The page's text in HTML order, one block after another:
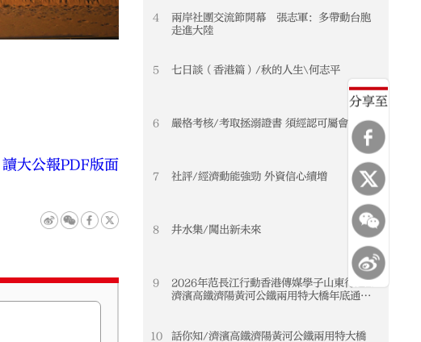
分享至
讀大公報PDF版面
4
兩岸社團交流節開幕 張志軍：多帶動台胞
走進大陸
5 七日談（香港篇）/秋的人生\何志平
6 嚴格考核/考取拯溺證書 須經認可屬會申請
7 社評/經濟動能強勁 外資信心續增
8 井水集/闖出新未來
9
2026年范長江行動香港傳媒學子山東行之2/
濟濱高鐵濟陽黃河公鐵兩用特大橋年底通車
10 話你知/濟濱高鐵濟陽黃河公鐵兩用特大橋